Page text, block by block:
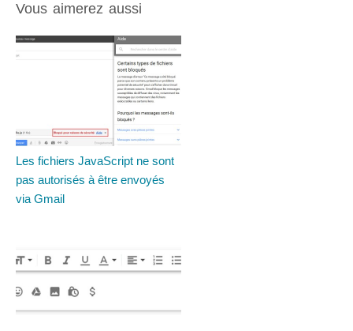
Vous aimerez aussi
Les fichiers JavaScript ne sont
pas autorisés à être envoyés
via Gmail